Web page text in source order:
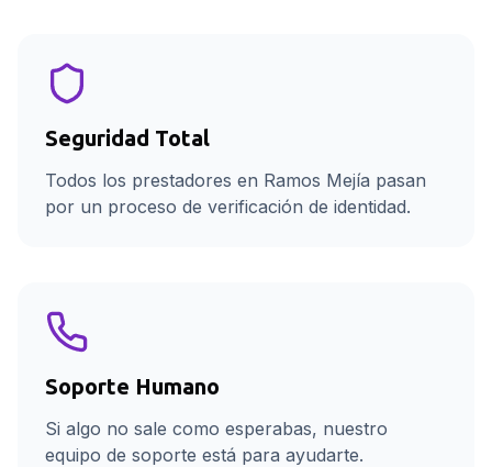
Seguridad Total
Todos los prestadores en Ramos Mejía pasan
por un proceso de verificación de identidad.
Soporte Humano
Si algo no sale como esperabas, nuestro
equipo de soporte está para ayudarte.